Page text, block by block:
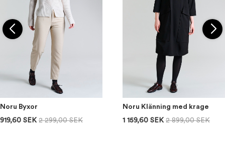
Noru Byxor
919,60 SEK 2 299,00 SEK
Noru Klänning med krage
1 159,60 SEK 2 899,00 SEK